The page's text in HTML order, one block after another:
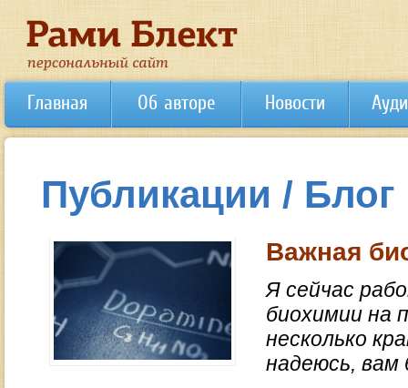
Главная Об авторе Новости
Публикации / Блог
Важная
Я сейчас
биохимии на
несколько
надеюсь, вам